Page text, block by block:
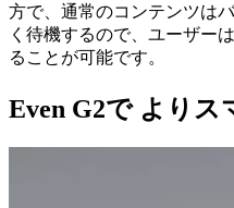
方で、通常のコンテンツは
く待機するので、ユーザー
ることが可能です。
Even G2で よりス